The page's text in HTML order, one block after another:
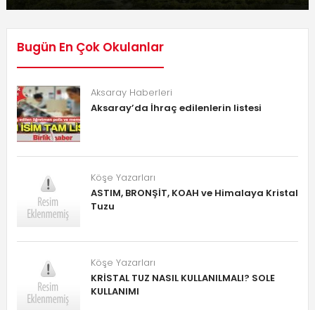
Bugün En Çok Okulanlar
Aksaray Haberleri
Aksaray’da İhraç edilenlerin listesi
Köşe Yazarları
ASTIM, BRONŞİT, KOAH ve Himalaya Kristal
Tuzu
Köşe Yazarları
KRİSTAL TUZ NASIL KULLANILMALI? SOLE
KULLANIMI